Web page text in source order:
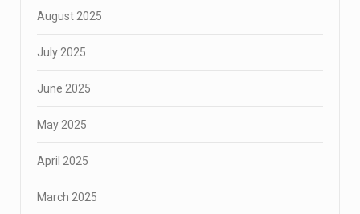
August 2025
July 2025
June 2025
May 2025
April 2025
March 2025